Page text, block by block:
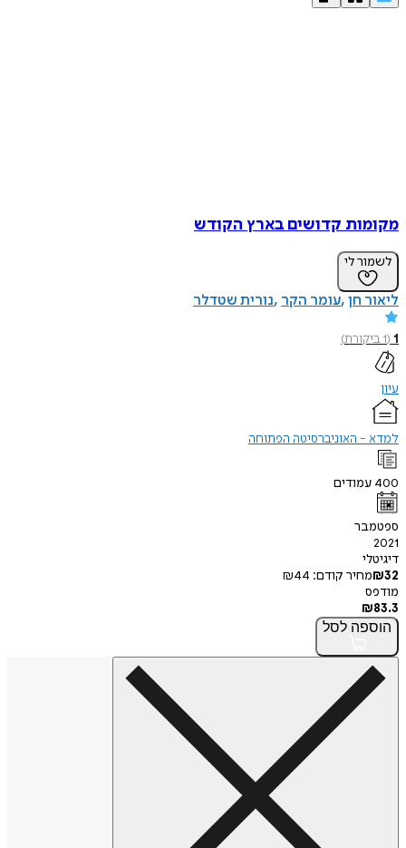
מקומות קדושים בארץ הקודש
לשמור לי
ליאור חן עומר הקר נורית שטדלר
1
(
1ביקורת)
עיון
למדא - האוניברסיטה הפתוחה
400 עמודים
ספטמבר
2021
דיגיטלי
₪32 מחיר קודם: ₪44
מודפס
₪83.3
הוספה לסל